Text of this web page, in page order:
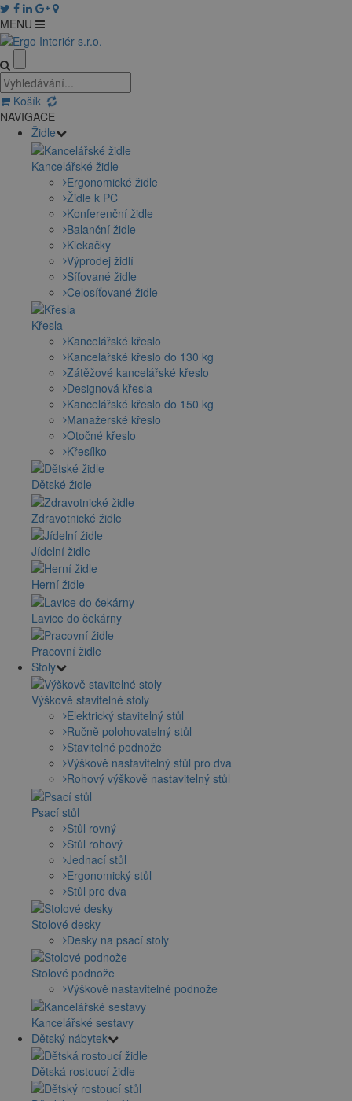
MENU
Košík
NAVIGACE
Židle
Kancelářské židle
Ergonomické židle
Židle k PC
Konferenční židle
Balanční židle
Klekačky
Výprodej židlí
Síťované židle
Celosíťované židle
Křesla
Kancelářské křeslo
Kancelářské křeslo do 130 kg
Zátěžové kancelářské křeslo
Designová křesla
Kancelářské křeslo do 150 kg
Manažerské křeslo
Otočné křeslo
Křesílko
Dětské židle
Zdravotnické židle
Jídelní židle
Herní židle
Lavice do čekárny
Pracovní židle
Stoly
Výškově stavitelné stoly
Elektrický stavitelný stůl
Ručně polohovatelný stůl
Stavitelné podnože
Výškově nastavitelný stůl pro dva
Rohový výškově nastavitelný stůl
Psací stůl
Stůl rovný
Stůl rohový
Jednací stůl
Ergonomický stůl
Stůl pro dva
Stolové desky
Desky na psací stoly
Stolové podnože
Výškově nastavitelné podnože
Kancelářské sestavy
Dětský nábytek
Dětská rostoucí židle